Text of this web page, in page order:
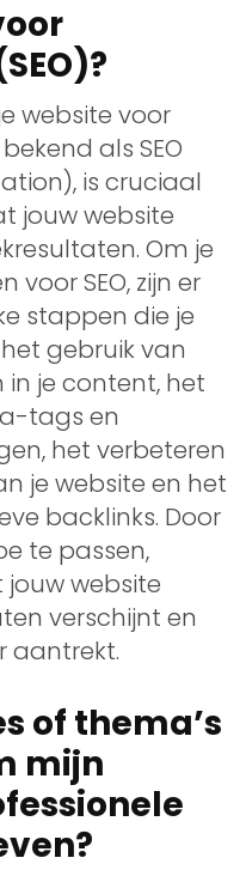
website voor
als SEO
is cruciaal
jouw website
Om je
SEO, zijn er
stappen die je
gebruik van
in je content, het
tags en
het verbeteren
je website en het
backlinks. Door
te passen,
website
verschijnt en
aantrekt.
of thema’s
mijn